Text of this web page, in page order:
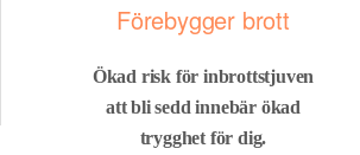
Förebygger brott
Ökad risk för inbrottstjuven
att bli sedd innebär ökad
trygghet för dig.